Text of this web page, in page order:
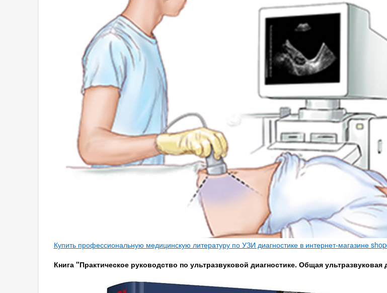
Купить профессиональную медицинскую литературу по УЗИ диагностике в интернет-магазине
Книга "Практическое руководство по ультразвуковой диагностике. Общая